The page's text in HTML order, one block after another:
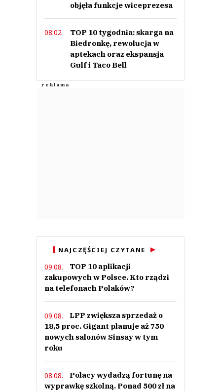
Anuluj
Prześlij komentarz
objęła funkcje wiceprezesa
08:02
TOP 10 tygodnia: skarga na
Biedronkę, rewolucja w
aptekach oraz ekspansja
Gulf i Taco Bell
NAJCZĘŚCIEJ CZYTANE
09.08.
TOP 10 aplikacji
zakupowych w Polsce. Kto rządzi
na telefonach Polaków?
09.08.
LPP zwiększa sprzedaż o
18,5 proc. Gigant planuje aż 750
nowych salonów Sinsay w tym
roku
08.08.
Polacy wydadzą fortunę na
wyprawkę szkolną. Ponad 500 zł na